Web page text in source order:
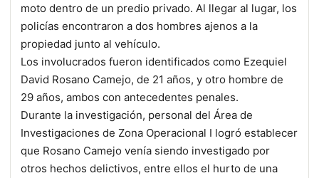
moto dentro de un predio privado. Al llegar al lugar, los
policías encontraron a dos hombres ajenos a la
propiedad junto al vehículo.
Los involucrados fueron identificados como Ezequiel
David Rosano Camejo, de 21 años, y otro hombre de
29 años, ambos con antecedentes penales.
Durante la investigación, personal del Área de
Investigaciones de Zona Operacional I logró establecer
que Rosano Camejo venía siendo investigado por
otros hechos delictivos, entre ellos el hurto de una